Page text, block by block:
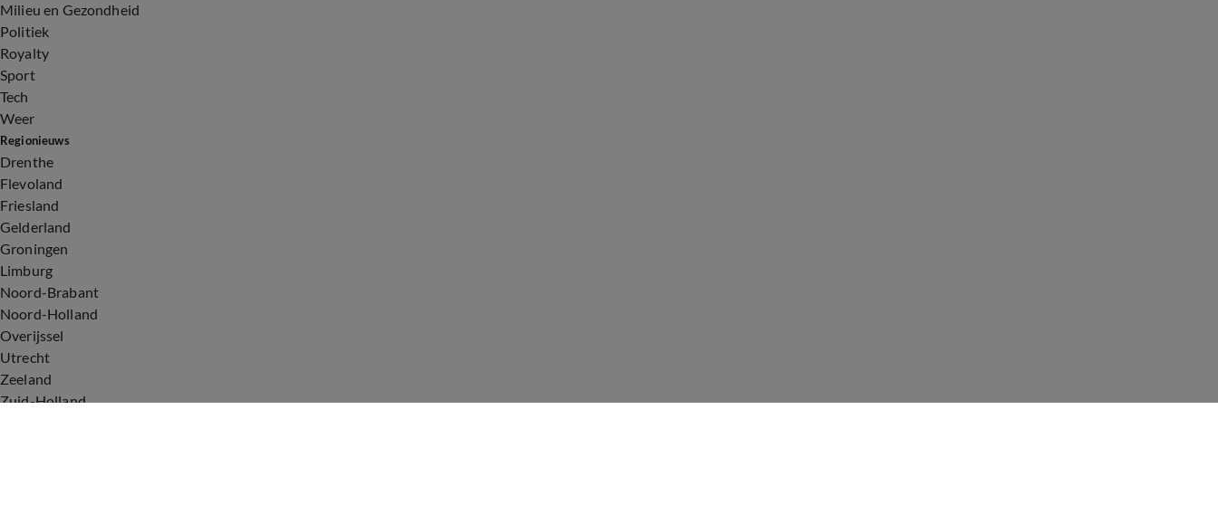
Milieu en Gezondheid
Politiek
Royalty
Sport
Tech
Weer
Regionieuws
Drenthe
Flevoland
Friesland
Gelderland
Groningen
Limburg
Noord-Brabant
Noord-Holland
Overijssel
Utrecht
Zeeland
Zuid-Holland